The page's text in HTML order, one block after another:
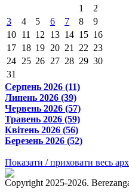
1
2
3
4 5 6 7 8
9
10 11 12 13 14 15 16
17 18 19 20 21 22 23
24 25 26 27 28 29 30
31
Серпень 2026 (11)
Липень 2026 (39)
Червень 2026 (57)
Травень 2026 (59)
Квітень 2026 (56)
Березень 2026 (52)
Показати / приховати весь
Copyright 2025-2026.